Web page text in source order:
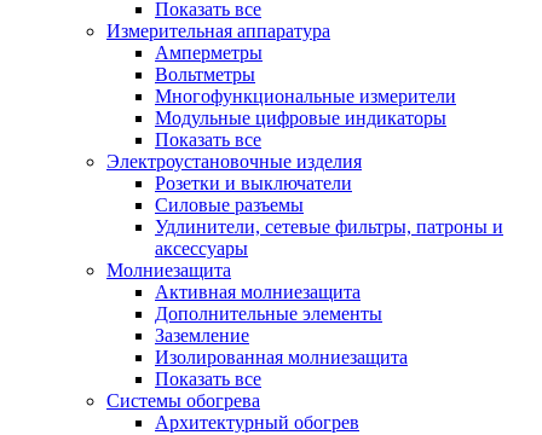
Показать все
Измерительная аппаратура
Амперметры
Вольтметры
Многофункциональные измерители
Модульные цифровые индикаторы
Показать все
Электроустановочные изделия
Розетки и выключатели
Силовые разъемы
Удлинители, сетевые фильтры, патроны и
аксессуары
Молниезащита
Активная молниезащита
Дополнительные элементы
Заземление
Изолированная молниезащита
Показать все
Системы обогрева
Архитектурный обогрев